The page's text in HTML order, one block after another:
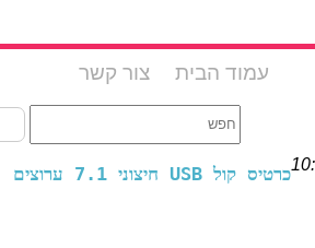
עמוד הבית צור קשר
כרטיס קול USB חיצוני 7.1 ערוצים